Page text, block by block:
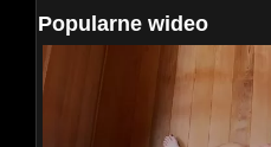
Popularne wideo